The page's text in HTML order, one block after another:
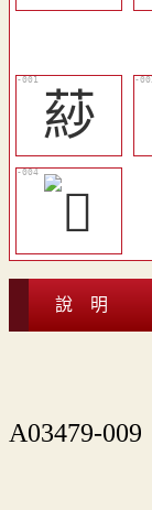
䔋
說 明
A03479-009